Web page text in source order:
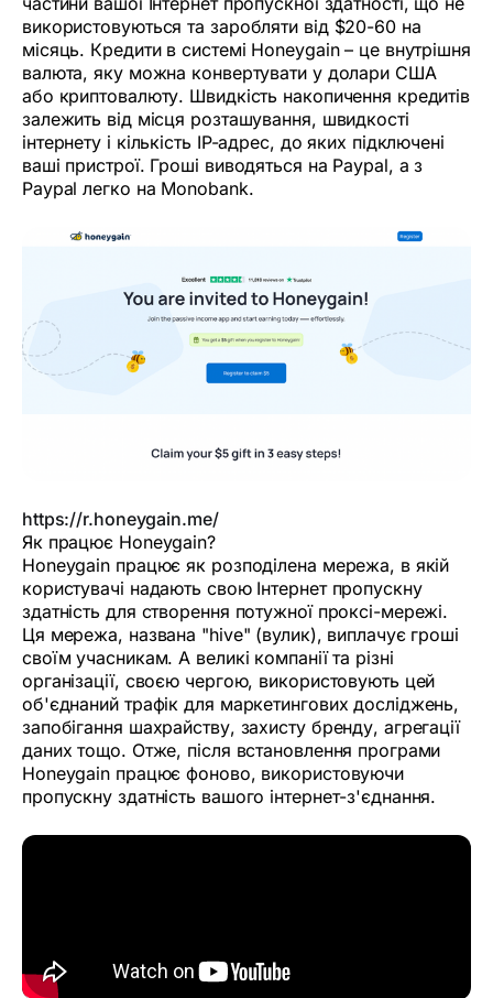
використовуються та заробляти від $20-60 на
місяць. Кредити в системі Honeygain – це внутрішня
валюта, яку можна конвертувати у долари США
або криптовалюту. Швидкість накопичення кредитів
залежить від місця розташування, швидкості
інтернету і кількість IP-адрес, до яких підключені
ваші пристрої. Гроші виводяться на Paypal, а з
Paypal легко на Monobank.
https://r.honeygain.me/
Як працює Honeygain?
Honeygain працює як розподілена мережа, в якій
користувачі надають свою Інтернет пропускну
здатність для створення потужної проксі-мережі.
Ця мережа, названа "hive" (вулик), виплачує гроші
своїм учасникам. А великі компанії та різні
організації, своєю чергою, використовують цей
об'єднаний трафік для маркетингових досліджень,
запобігання шахрайству, захисту бренду, агрегації
даних тощо. Отже, після встановлення програми
Honeygain працює фоново, використовуючи
пропускну здатність вашого інтернет-з'єднання.